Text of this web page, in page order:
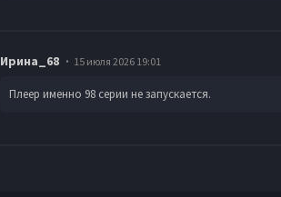
Ирина_68 15 июля 2026 19:01
Плеер именно 98 серии не запускается.